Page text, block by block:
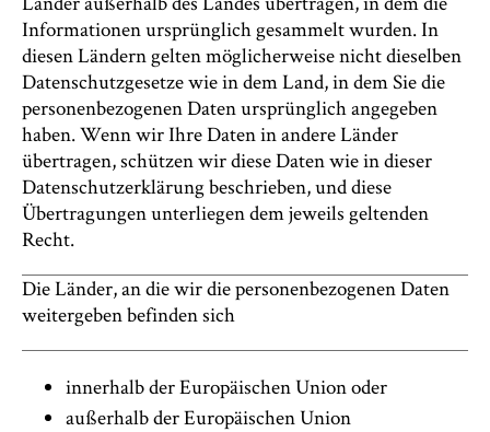
Informationen ursprünglich gesammelt wurden. In
diesen Ländern gelten möglicherweise nicht dieselben
Datenschutzgesetze wie in dem Land, in dem Sie die
personenbezogenen Daten ursprünglich angegeben
haben. Wenn wir Ihre Daten in andere Länder
übertragen, schützen wir diese Daten wie in dieser
Datenschutzerklärung beschrieben, und diese
Übertragungen unterliegen dem jeweils geltenden
Recht.
Die Länder, an die wir die personenbezogenen Daten
weitergeben befinden sich
innerhalb der Europäischen Union oder
außerhalb der Europäischen Union